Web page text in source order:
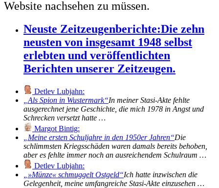
Website nachsehen zu müssen.
Neuste Zeitzeugenberichte:Die zehn
neusten von insgesamt 1948 selbst
erlebten und veröffentlichten
Berichten unserer Zeitzeugen.
Detlev Lubjahn:
Als Spion in Wustermark In meiner Stasi-Akte fehlte
ausgerechnet jene Geschichte, die mich 1978 in Angst und
Schrecken versetzt hatte …
Margot Bintig:
Meine ersten Schuljahre in den 1950er Jahren Die
schlimmsten Kriegsschäden waren damals bereits behoben,
aber es fehlte immer noch an ausreichendem Schulraum …
Detlev Lubjahn:
»Münze« schmuggelt Ostgeld Ich hatte inzwischen die
Gelegenheit, meine umfangreiche Stasi-Akte einzusehen …